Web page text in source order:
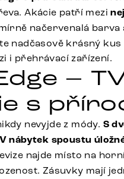
Akácie patří mezi
načervenalá barva
nadčasově krásný
i přehrávací zařízení.
–
s
nevyjde z módy. S
nábytek spoustu
najde místo na
Zásuvky mají